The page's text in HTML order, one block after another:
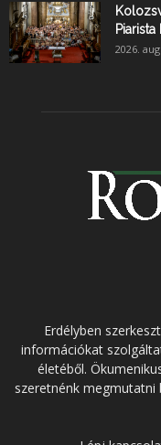
2026.
Erdélyben
információkat
életéből.
szeretnénk megmutatni